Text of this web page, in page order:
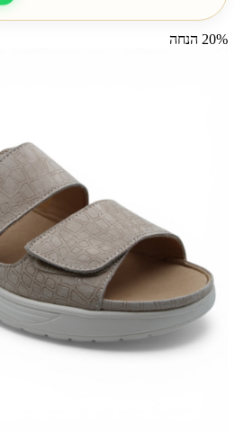
20% הנחה